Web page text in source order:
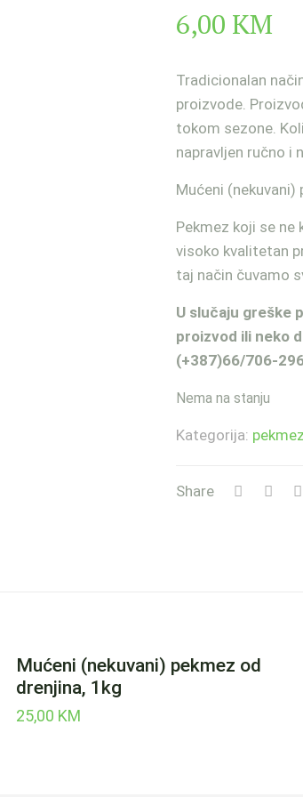
6,00 KM
Tradicionalan
proizvode.
tokom sezone.
napravljen ručno i
Mućeni (nekuvani)
Pekmez koji se ne
visoko kvalitetan
taj način čuvamo
U slučaju greške
proizvod ili neko
(+387)66/706-
Nema na stanju
Kategorija: pekmez
Share
Mućeni (nekuvani) pekmez od
drenjina, 1kg
25,00 KM